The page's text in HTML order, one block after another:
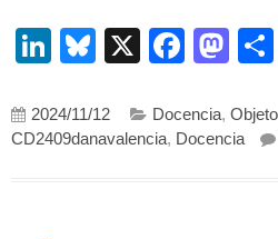
LinkedIn
Bluesky
X
2024/11/12 Docencia,
CD2409danavalencia, Docencia